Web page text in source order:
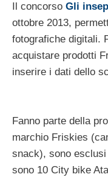
Il concorso Gli
ottobre 2013,
fotografiche digitali.
acquistare prodotti
inserire i dati dello
Fanno parte della
marchio Friskies
snack), sono
sono 10 City bike